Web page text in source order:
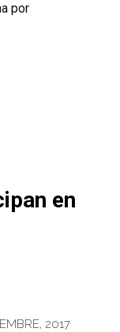
por
en
2017